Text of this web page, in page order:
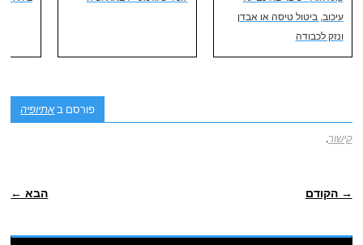
עיכוב, ביטול טיסה או אבדן
ונזק לכבודה
פורסם באתיופיה
קישור.
→ הקודם הבא ←